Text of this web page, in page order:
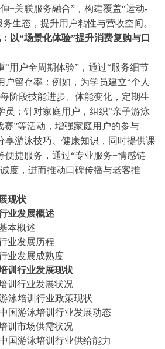
+关联服务融合”，构建覆盖“运动-
生态，提升用户粘性与营收空间。
以“场景化体验”提升消费复购与口
“用户全周期体验”，通过“服务细节
户留存率：例如，为学员建立“个人
阶段技能进步、体能变化，定期生
员；针对家庭用户，组织“亲子游泳
赛”等活动，增强家庭用户的参与
享游泳技巧、健康知识，同时提供课
便捷服务，通过“专业服务+情感链
度，进而推动口碑传播与老客推
现状
业发展概述
本概述
业发展历程
业发展成熟度
训行业发展现状
训行业发展状况
泳培训行业政策现状
国游泳培训行业发展动态
训市场供需状况
国游泳培训行业供给能力